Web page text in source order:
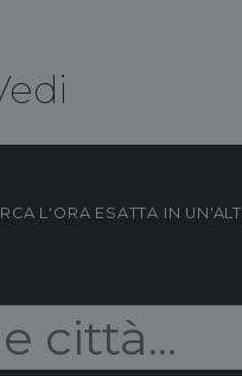
L'ORA ESATTA IN